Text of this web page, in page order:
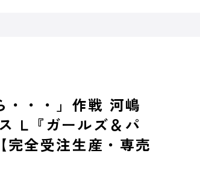
・・・」作戦 河嶋
L『ガールズ＆パ
全受注生産・専売